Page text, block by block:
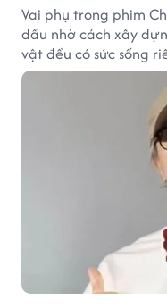
Vai phụ trong phim
dấu nhờ cách xây
vật đều có sức sống